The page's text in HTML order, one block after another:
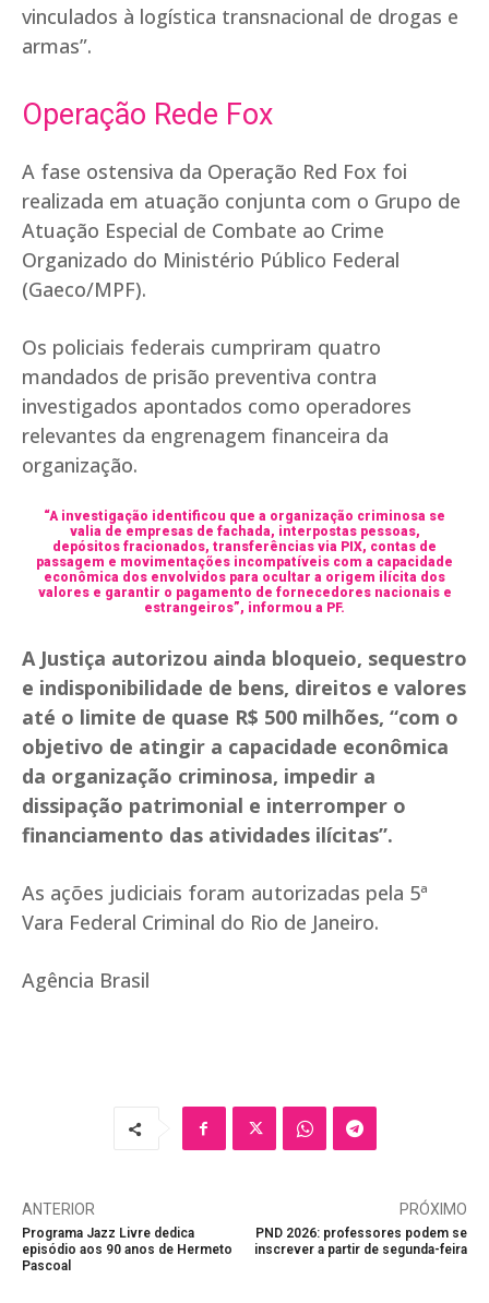
vinculados à logística transnacional de drogas e
armas”.
Operação Rede Fox
A fase ostensiva da Operação Red Fox foi
realizada em atuação conjunta com o Grupo de
Atuação Especial de Combate ao Crime
Organizado do Ministério Público Federal
(Gaeco/MPF).
Os policiais federais cumpriram quatro
mandados de prisão preventiva contra
investigados apontados como operadores
relevantes da engrenagem financeira da
organização.
“A investigação identificou que a organização criminosa se
valia de empresas de fachada, interpostas pessoas,
depósitos fracionados, transferências via PIX, contas de
passagem e movimentações incompatíveis com a capacidade
econômica dos envolvidos para ocultar a origem ilícita dos
valores e garantir o pagamento de fornecedores nacionais e
estrangeiros”, informou a PF.
A Justiça autorizou ainda bloqueio, sequestro
e indisponibilidade de bens, direitos e valores
até o limite de quase R$ 500 milhões, “com o
objetivo de atingir a capacidade econômica
da organização criminosa, impedir a
dissipação patrimonial e interromper o
financiamento das atividades ilícitas”.
As ações judiciais foram autorizadas pela 5ª
Vara Federal Criminal do Rio de Janeiro.
Agência Brasil
ANTERIOR
Programa Jazz Livre dedica
episódio aos 90 anos de Hermeto
Pascoal
PRÓXIMO
PND 2026: professores podem se
inscrever a partir de segunda-feira